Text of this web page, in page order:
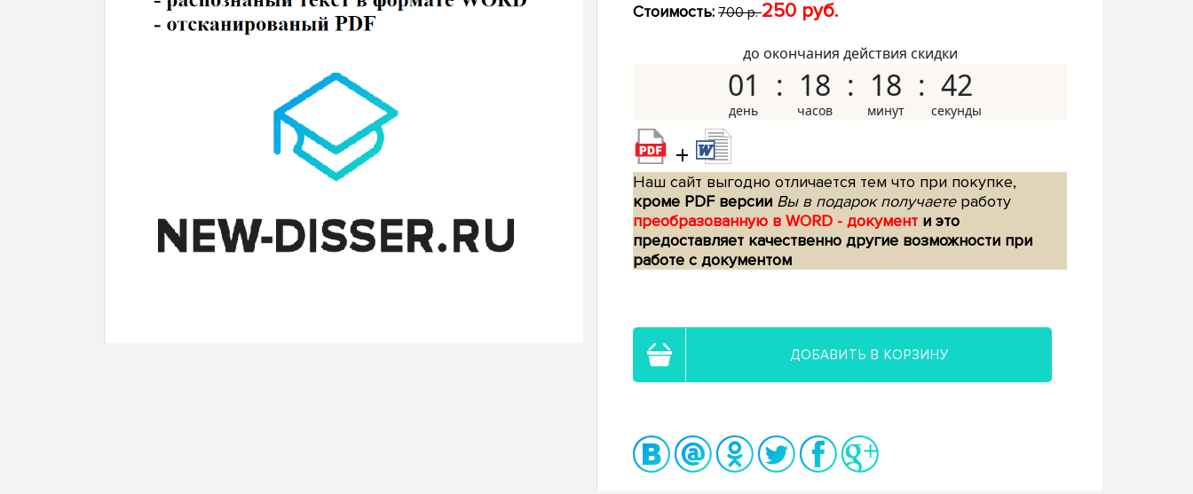
Стоимость: 700 р.250 руб.
до окончания действия скидки
01 18 18 41
+
Наш сайт выгодно отличается тем что при покупке,
кроме PDF версии Вы в подарок получаетеработу
преобразованную в WORD - документ и это
предоставляет качественно другие возможности при
работе с документом
ДОБАВИТЬ В КОРЗИНУ